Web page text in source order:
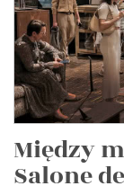
Między
Salone